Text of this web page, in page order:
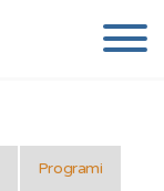
Programi